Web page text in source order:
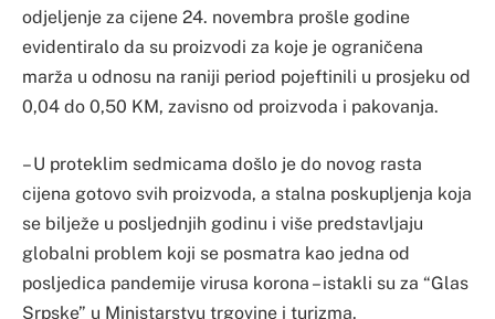
odjeljenje za cijene 24. novembra prošle godine
evidentiralo da su proizvodi za koje je ograničena
marža u odnosu na raniji period pojeftinili u prosjeku od
0,04 do 0,50 KM, zavisno od proizvoda i pakovanja.
– U proteklim sedmicama došlo je do novog rasta
cijena gotovo svih proizvoda, a stalna poskupljenja koja
se bilježe u posljednjih godinu i više predstavljaju
globalni problem koji se posmatra kao jedna od
posljedica pandemije virusa korona – istakli su za “Glas
Srpske” u Ministarstvu trgovine i turizma.